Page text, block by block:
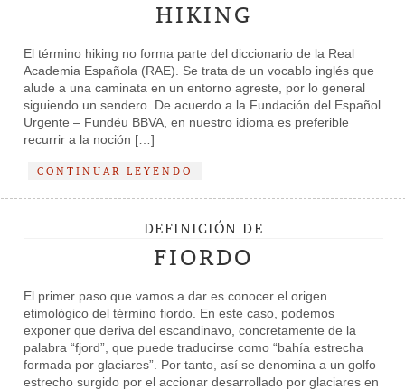
HIKING
El término hiking no forma parte del diccionario de la Real
Academia Española (RAE). Se trata de un vocablo inglés que
alude a una caminata en un entorno agreste, por lo general
siguiendo un sendero. De acuerdo a la Fundación del Español
Urgente – Fundéu BBVA, en nuestro idioma es preferible
recurrir a la noción […]
CONTINUAR LEYENDO
DEFINICIÓN DE
FIORDO
El primer paso que vamos a dar es conocer el origen
etimológico del término fiordo. En este caso, podemos
exponer que deriva del escandinavo, concretamente de la
palabra “fjord”, que puede traducirse como “bahía estrecha
formada por glaciares”. Por tanto, así se denomina a un golfo
estrecho surgido por el accionar desarrollado por glaciares en